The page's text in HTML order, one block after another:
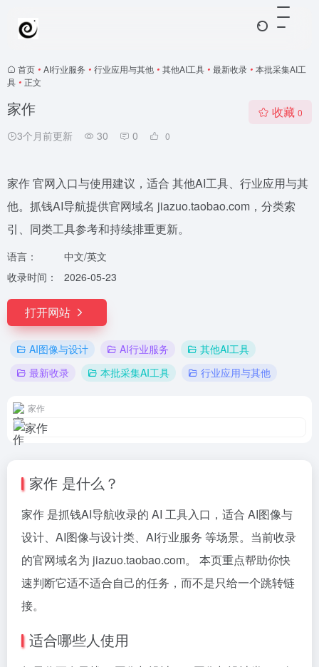
首页 • AI行业服务 • 行业应用与其他 • 其他AI工具 • 最新收录 • 本批采集AI工
具 • 正文
家作
3个月前更新 30 0 0
收藏 0
家作 官网入口与使用建议，适合 其他AI工具、行业应用与其
他。抓钱AI导航提供官网域名 jiazuo.taobao.com，分类索
引、同类工具参考和持续排重更新。
语言：
中文/英文
收录时间：
2026-05-23
打开网站
AI图像与设计 AI行业服务
其他AI工具
最新收录
本批采集AI工具 行业应用与其他
家作
家作 是什么？
家作 是抓钱AI导航收录的 AI 工具入口，适合 AI图像与
设计、AI图像与设计类、AI行业服务 等场景。当前收录
的官网域名为 jiazuo.taobao.com。 本页重点帮助你快
速判断它适不适合自己的任务，而不是只给一个跳转链
接。
适合哪些人使用